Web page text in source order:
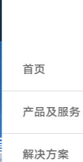
首页
产品及服务
解决方案
，加速